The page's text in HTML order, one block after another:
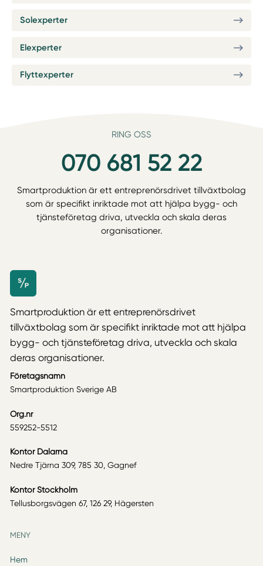
Solexperter
Elexperter
Flyttexperter
RING OSS
070 681 52 22
Smartproduktion är ett entreprenörsdrivet tillväxtbolag
som är specifikt inriktade mot att hjälpa bygg- och
tjänsteföretag driva, utveckla och skala deras
organisationer.
Smartproduktion är ett entreprenörsdrivet
tillväxtbolag som är specifikt inriktade mot att hjälpa
bygg- och tjänsteföretag driva, utveckla och skala
deras organisationer.
Företagsnamn
Smartproduktion Sverige AB
Org.nr
559252-5512
Kontor Dalarna
Nedre Tjärna 309, 785 30, Gagnef
Kontor Stockholm
Tellusborgsvägen 67, 126 29, Hägersten
MENY
Hem